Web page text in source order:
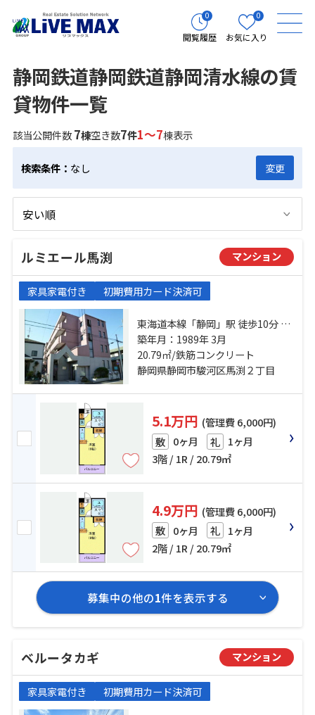
0
閲覧履歴
0
お気に入り
静岡鉄道静岡鉄道静岡清水線の賃
貸物件一覧
該当公開件数7棟空き数7件1～7棟表示
検索条件： なし 変更
ルミエール馬渕 マンション
家具家電付き 初期費用カード決済可
東海道本線「静岡」駅 徒歩10分 静
岡鉄道静岡清水線「新静岡」駅 徒
歩17分 静岡鉄道静岡清水線「日吉
町」駅 徒歩20分
築年月：1989年 3月
20.79㎡/鉄筋コンクリート
静岡県静岡市駿河区馬渕２丁目
5.1万円 (管理費 6,000円)
敷 0ヶ月 礼 1ヶ月
3階 / 1R / 20.79㎡
4.9万円 (管理費 6,000円)
敷 0ヶ月 礼 1ヶ月
2階 / 1R / 20.79㎡
募集中の他の1件を表示する
ベルータカギ マンション
家具家電付き 初期費用カード決済可